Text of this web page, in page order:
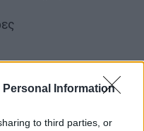
Personal Information
to third parties, or